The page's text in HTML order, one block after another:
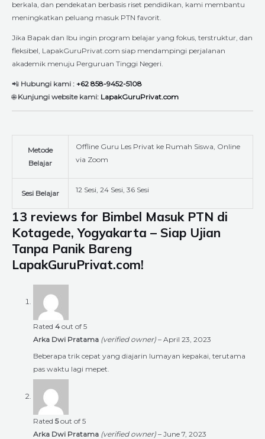
berkala, dan pendekatan berbasis riset pendidikan, kami membantu
meningkatkan peluang masuk PTN favorit.
Jika Bapak dan Ibu ingin program belajar yang fokus, terstruktur, dan
fleksibel, LapakGuruPrivat.com siap mendampingi perjalanan
akademik menuju Perguruan Tinggi Negeri.
📲 Hubungi kami : +62 858-9452-5108
🌐Kunjungi website kami: LapakGuruPrivat.com
Metode
Belajar
Offline Guru Les Privat ke Rumah Siswa, Online
via Zoom
Sesi Belajar 12 Sesi, 24 Sesi, 36 Sesi
13 reviews for Bimbel Masuk PTN di
Kotagede, Yogyakarta – Siap Ujian
Tanpa Panik Bareng
LapakGuruPrivat.com!
Rated 4 out of 5
Arka Dwi Pratama (verified owner) – April 23, 2023
Beberapa trik cepat yang diajarin lumayan kepakai, terutama
pas waktu lagi mepet.
Rated 5out of 5
Arka Dwi Pratama (verified owner) – June 7, 2023